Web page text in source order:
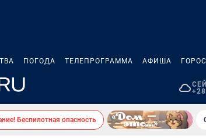
ПОГОДА ТЕЛЕПРОГРАММА АФИША
Беспилотная опасность